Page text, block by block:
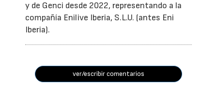
y de Genci desde 2022, representando a la
compañía Enilive Iberia, S.L.U. (antes Eni
Iberia).
ver/escribir comentarios